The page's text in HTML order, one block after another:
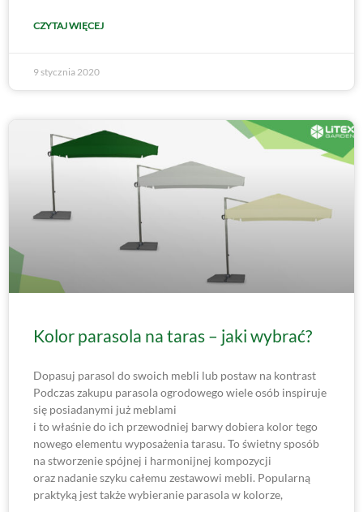
CZYTAJ WIĘCEJ
9 stycznia 2020
Kolor parasola na taras – jaki wybrać?
Dopasuj parasol do swoich mebli lub postaw na kontrast
Podczas zakupu parasola ogrodowego wiele osób inspiruje
się posiadanymi już meblami
i to właśnie do ich przewodniej barwy dobiera kolor tego
nowego elementu wyposażenia tarasu. To świetny sposób
na stworzenie spójnej i harmonijnej kompozycji
oraz nadanie szyku całemu zestawowi mebli. Popularną
praktyką jest także wybieranie parasola w kolorze,